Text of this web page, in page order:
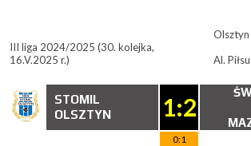
III liga 2024/2025 (30. kolejka,
16.V.2025 r.)
Olsztyn
Al.
STOMIL
OLSZTYN
1:2
0:1